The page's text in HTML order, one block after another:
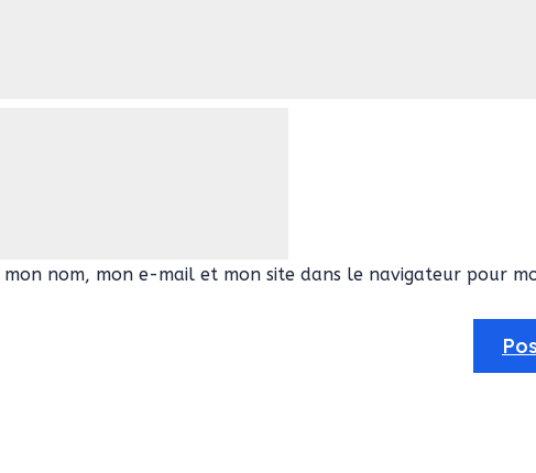
mon nom, mon e-mail et mon site dans le navigateur pour